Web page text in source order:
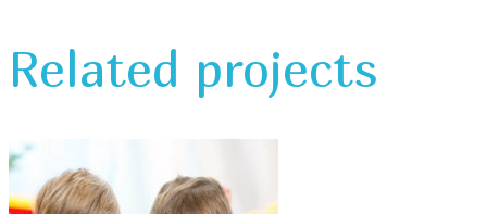
Related projects